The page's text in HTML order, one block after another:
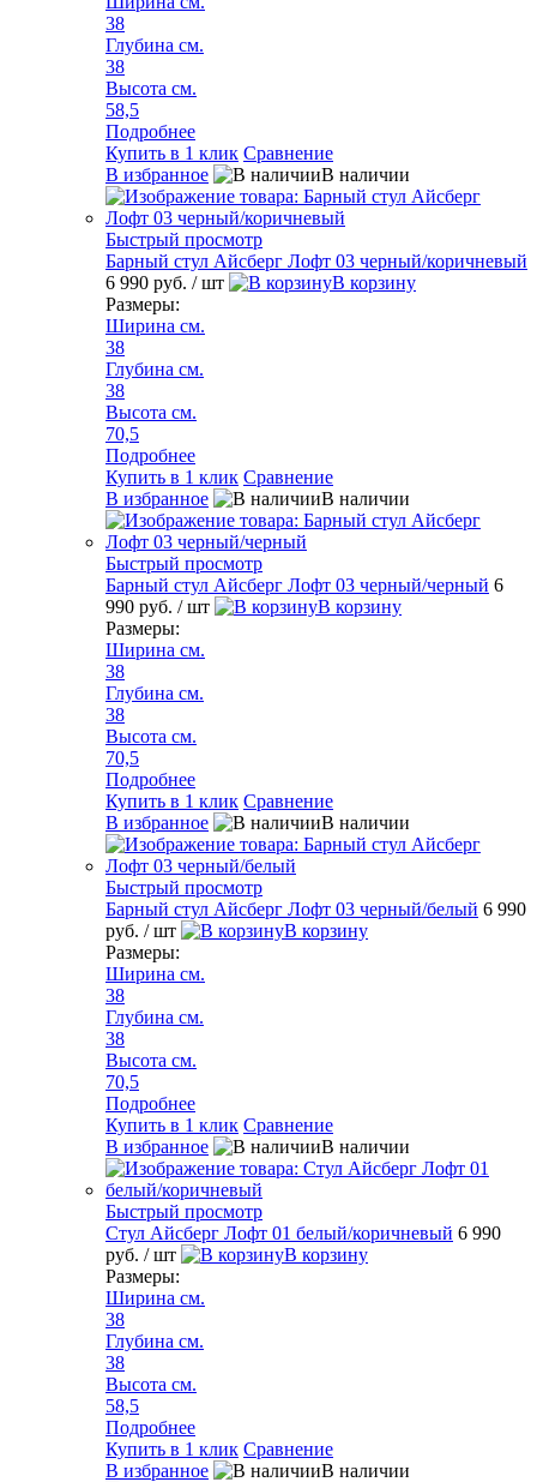
38
Глубина см.
38
Высота см.
58,5
Подробнее
Купить в 1 клик Сравнение
В избранное
В наличии
Быстрый просмотр
Барный стул Айсберг Лофт 03 черный/коричневый
6 990 руб. / шт
В корзину
Размеры:
Ширина см.
38
Глубина см.
38
Высота см.
70,5
Подробнее
Купить в 1 клик Сравнение
В избранное
В наличии
Быстрый просмотр
Барный стул Айсберг Лофт 03 черный/черный 6
990 руб. / шт
В корзину
Размеры:
Ширина см.
38
Глубина см.
38
Высота см.
70,5
Подробнее
Купить в 1 клик Сравнение
В избранное
В наличии
Быстрый просмотр
Барный стул Айсберг Лофт 03 черный/белый 6 990
руб. / шт
В корзину
Размеры:
Ширина см.
38
Глубина см.
38
Высота см.
70,5
Подробнее
Купить в 1 клик Сравнение
В избранное
В наличии
Быстрый просмотр
Стул Айсберг Лофт 01 белый/коричневый 6 990
руб. / шт
В корзину
Размеры:
Ширина см.
38
Глубина см.
38
Высота см.
58,5
Подробнее
Купить в 1 клик Сравнение
В избранное
В наличии